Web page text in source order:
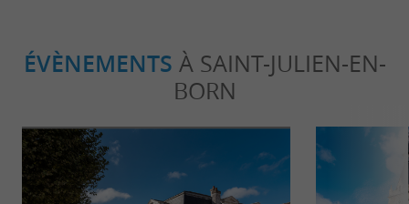
ÉVÈNEMENTS À SAINT-JULIEN-EN-
BORN